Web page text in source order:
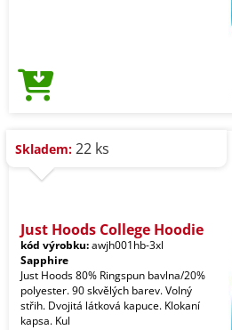
Skladem: 22 ks
Just Hoods College Hoodie
kód výrobku:awjh001hb-3xl
Sapphire
Just Hoods 80% Ringspun bavlna/20%
polyester. 90 skvělých barev. Volný
střih. Dvojitá látková kapuce. Klokaní
kapsa. Kul